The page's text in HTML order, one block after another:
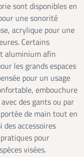
sont disponibles en
une sonorité
acrylique pour une
Certains
aluminium afin
les grands espaces
pour un usage
embouchure
des gants ou par
de main tout en
accessoires
pour
visées.